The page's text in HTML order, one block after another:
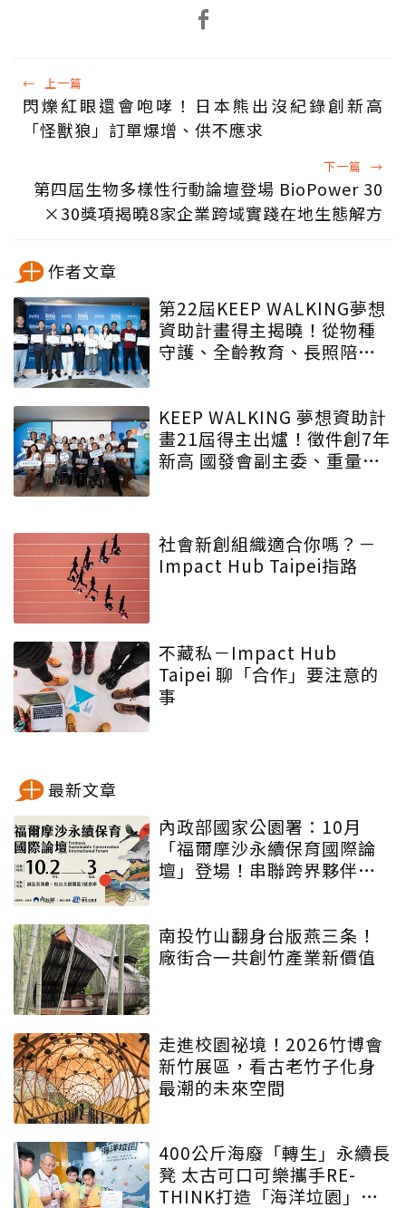
← 上一篇
閃爍紅眼還會咆哮！日本熊出沒紀錄創新高
「怪獸狼」訂單爆增、供不應求
下一篇 →
第四屆生物多樣性行動論壇登場 BioPower 30
×30獎項揭曉8家企業跨域實踐在地生態解方
作者文章
第22屆KEEP WALKING夢想
資助計畫得主揭曉！從物種
守護、全齡教育、長照陪伴
球ESG浪潮
KEEP WALKING 夢想資助計
畫21屆得主出爐！徵件創7年
新高 國發會副主委、重量級
社會新創組織適合你嗎？－
Impact Hub Taipei指路
不藏私－Impact Hub
Taipei 聊「合作」要注意的
事
最新文章
內政部國家公園署：10月
「福爾摩沙永續保育國際論
壇」登場！串聯跨界夥伴與
南投竹山翻身台版燕三条！
廠街合一共創竹產業新價值
走進校園祕境！2026竹博會
新竹展區，看古老竹子化身
最潮的未來空間
400公斤海廢「轉生」永續長
凳 太古可口可樂攜手RE-
THINK打造「海洋垃園」特